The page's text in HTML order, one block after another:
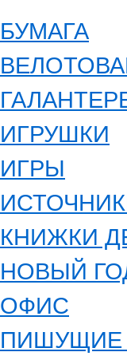
БУМАГА
ИГРУШКИ
ИГРЫ
КНИЖКИ
НОВЫЙ
ОФИС
ПИШУЩИЕ